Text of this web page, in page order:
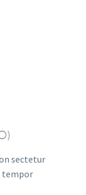
sectetur
tempor